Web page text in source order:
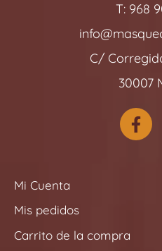
T: 968
C/
30007
F
a
Mi Cuenta
Mis pedidos
Carrito de la compra